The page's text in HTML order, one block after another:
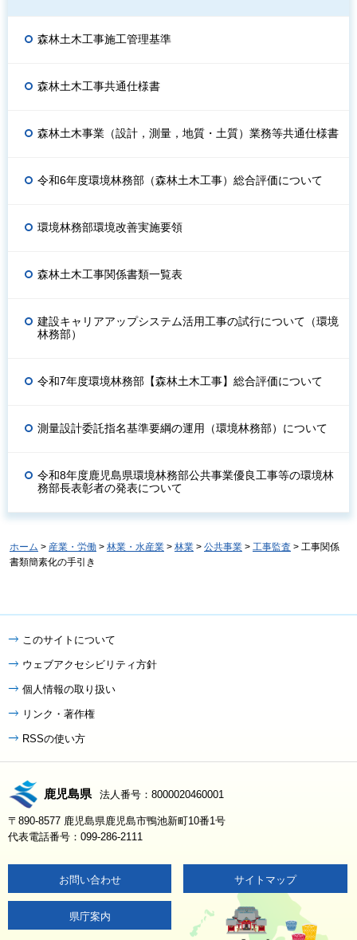
森林土木工事施工管理基準
森林土木工事共通仕様書
森林土木事業（設計，測量，地質・土質）業務等共通仕様書
令和6年度環境林務部（森林土木工事）総合評価について
環境林務部環境改善実施要領
森林土木工事関係書類一覧表
建設キャリアアップシステム活用工事の試行について（環境
林務部）
令和7年度環境林務部【森林土木工事】総合評価について
測量設計委託指名基準要綱の運用（環境林務部）について
令和8年度鹿児島県環境林務部公共事業優良工事等の環境林
務部長表彰者の発表について
ホーム > 産業・労働 > 林業・水産業 > 林業 > 公共事業 > 工事監査 > 工事関係
書類簡素化の手引き
このサイトについて
ウェブアクセシビリティ方針
個人情報の取り扱い
リンク・著作権
RSSの使い方
鹿児島県 法人番号：8000020460001
〒890-8577 鹿児島県鹿児島市鴨池新町10番1号
代表電話番号：099-286-2111
お問い合わせ サイトマップ
県庁案内